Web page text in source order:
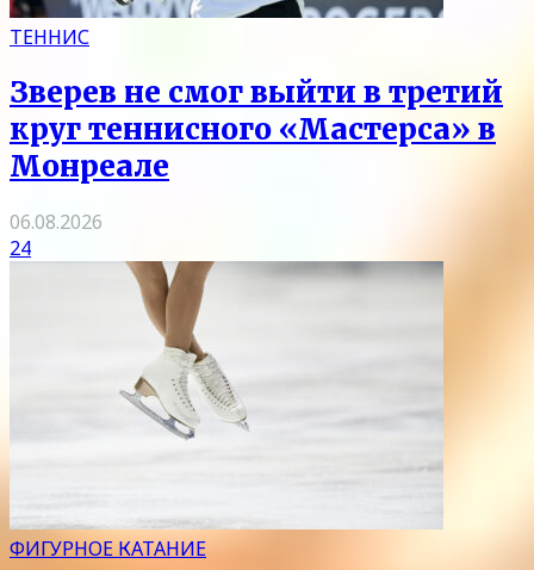
ТЕННИС
Зверев не смог выйти в третий
круг теннисного «Мастерса» в
Монреале
06.08.2026
24
ФИГУРНОЕ КАТАНИЕ